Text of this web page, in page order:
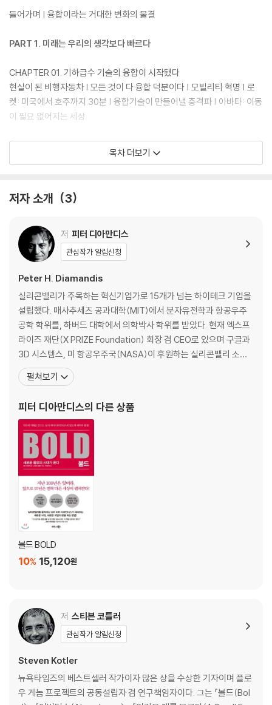
은 융합기술로 인해 어떤 변화를 겪을까? 또한 저자는 미래를 앞당기고 있
어떤 비즈니스 기회를 포착해야 하는지 흥미로운 인사이트를 제공한다. 인
에 펼쳐질 엄청난 변화를 이해하고자 하는 모든 사람들에게 필요한 안내서
이자 필독서가 될 것이다.
들어가며 | 융합이라는 거대한 변화의 물결
PART 1. 미래는 우리의 생각보다 빠르다
CHAPTER 01. 기하급수 기술의 융합이 시작됐다
현실이 된 비행자동차 | 모든 것이 다 융합 덕분이다 | 모빌리티 혁명 | 로
켓: 미국에서 호주까지 30분 | 융합기술이 만들어낼 충격파 | 아바타: 이동
이 필요 없어지는 세상
CHAPTER 02. 기술 발전이 빛의 속도를 뛰어넘다
양자 컴퓨팅: 스테로이드를 맞은 무어의 법칙 | 인공지능: 보고, 듣고, 읽
가상현실과 증강현실: 미디어를 넘어 | 3D 프린팅: 주문형 제조 기술 | 블
록체인: 사람보다 신뢰할 수 있는 시스템 | 재료과학과 나노기술: 효율성
혁신 | 생명공학: 고장 난 세포를 수리하는 기술
CHAPTER 04. 가속화의 가속화
융합이 가져온 증폭 | 첫 번째 동력: 시간의 절약 | 두 번째 동력: 자본의 가
용성 | 세 번째 동력: 무료화 | 네 번째 동력: 천재의 탄생 | 다섯 번째 동력:
풍부한 소통 | 여섯 번째 동력: 새로운 비즈니스 모델 | 일곱 번째 동력: 수
명 연장
PART 2. 산업의 재편으로 달라지는 부의 미래
CHAPTER 05. 소매업의 정의가 달라진다
최초의 쇼핑 플랫폼 | 디지털 비서와 고객 경험 | 아마존 고와 마찰 없는 쇼
핑 | 로봇이 몰려오고 있습니다! | 3D 프린터와 소매 산업 | 마지막 희망이
된 경험 경제 | 쇼핑몰의 종말
CHAPTER 06. 더 이상 광고는 필요 없다
한 시대를 풍미한 ‘매드맨’ | 화면의 한계를 벗어난 광고 | 초개인화, 음성
복제 그리고 딥페이크 | 인공지능, 광고를 몰아내다
CHAPTER 07. 즐거움의 새로운 지평이 열리다
토리 | 실제보다 더 실제 같은 홀로덱의 등장 | 말하지 않아도 인공지능은
CHAPTER 08. 무엇을 어떻게 공부할 것인가
양과 질을 향한 탐구 | 10억 명의 안드로이드 교사 | 궁극의 현장학습, 가상
현실 | 2030년의 학교는 어떤 모습일까
로스블랫의 혁신 프로젝트 | 질병관리에서 건강관리로 | 이봐, 구글. 혹시
나 감기 걸렸어? | 생명의 코드를 읽고, 쓰고, 편집하다 | 절대 손을 떨지 않
목차 더보기
저자 소개 3
저 피터 디아만디스
관심작가 알림신청
Peter H. Diamandis
실리콘밸리가 주목하는 혁신기업가로 15개가 넘는 하이테크 기업을
설립했다. 매사추세츠 공과대학(MIT)에서 분자유전학과 항공우주
공학 학위를, 하버드 대학에서 의학박사 학위를 받았다. 현재 엑스프
라이즈 재단(X PRIZE Foundation) 회장 겸 CEO로 있으며 구글과
3D 시스템스, 미 항공우주국(NASA)이 후원하는 실리콘밸리 소재
창업교육기관인 싱귤래리티 대학(Singularity University)의 학장
으로 있다. 또한 지구 밖 소행성에서 고가의 희귀 광물을 채굴해 지구
시스’(Planetary Re
펼쳐보기
피터 디아만디스의 다른 상품
볼드 BOLD
15,120원
10%
저 스티븐 코틀러
관심작가 알림신청
Steven Kotler
뉴욕타임즈의 베스트셀러 작가이자 많은 상을 수상한 기자이며 플로
우 게놈 프로젝트의 공동설립자 겸 연구책임자이다. 그는 『볼드(Bol